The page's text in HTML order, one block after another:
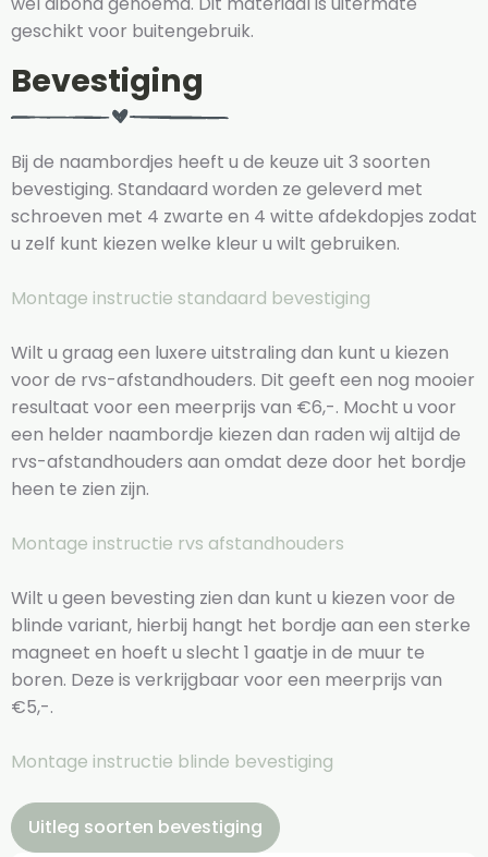
geschikt voor buitengebruik.
Bevestiging
Bij de naambordjes heeft u de keuze uit 3 soorten
bevestiging. Standaard worden ze geleverd met
schroeven met 4 zwarte en 4 witte afdekdopjes zodat
u zelf kunt kiezen welke kleur u wilt gebruiken.
Montage instructie standaard bevestiging
Wilt u graag een luxere uitstraling dan kunt u kiezen
voor de rvs-afstandhouders. Dit geeft een nog mooier
resultaat voor een meerprijs van €6,-. Mocht u voor
een helder naambordje kiezen dan raden wij altijd de
rvs-afstandhouders aan omdat deze door het bordje
heen te zien zijn.
Montage instructie rvs afstandhouders
Wilt u geen bevesting zien dan kunt u kiezen voor de
blinde variant, hierbij hangt het bordje aan een sterke
magneet en hoeft u slecht 1 gaatje in de muur te
boren. Deze is verkrijgbaar voor een meerprijs van
€5,-.
Montage instructie blinde bevestiging
Uitleg soorten bevestiging